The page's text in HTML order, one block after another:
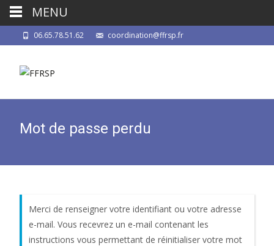
06.65.78.51.62 coordination@ffrsp.fr
Mot de passe perdu
Merci de renseigner votre identifiant ou votre adresse
e-mail. Vous recevrez un e-mail contenant les
instructions vous permettant de réinitialiser votre mot
MENU